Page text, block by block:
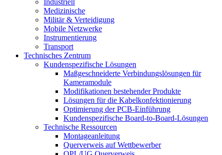
Medizinische
Militär & Verteidigung
Mobile Netzwerke
Instrumentierung
Transport
Technisches Zentrum
Kundenspezifische Lösungen
Maßgeschneiderte Verbindungslösungen für
Kameramodule
Modifikationen bestehender Produkte
Lösungen für die Kabelkonfektionierung
Optimierung der PCB-Einführung
Kundenspezifische Board-to-Board-Lösungen
Technische Ressourcen
Montageanleitung
Querverweis auf Wettbewerber